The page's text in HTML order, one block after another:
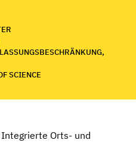
SCIENCE
Orts- und